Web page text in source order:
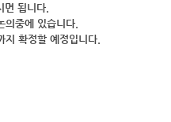
됩니다.
중에 있습니다.
확정할 예정입니다.